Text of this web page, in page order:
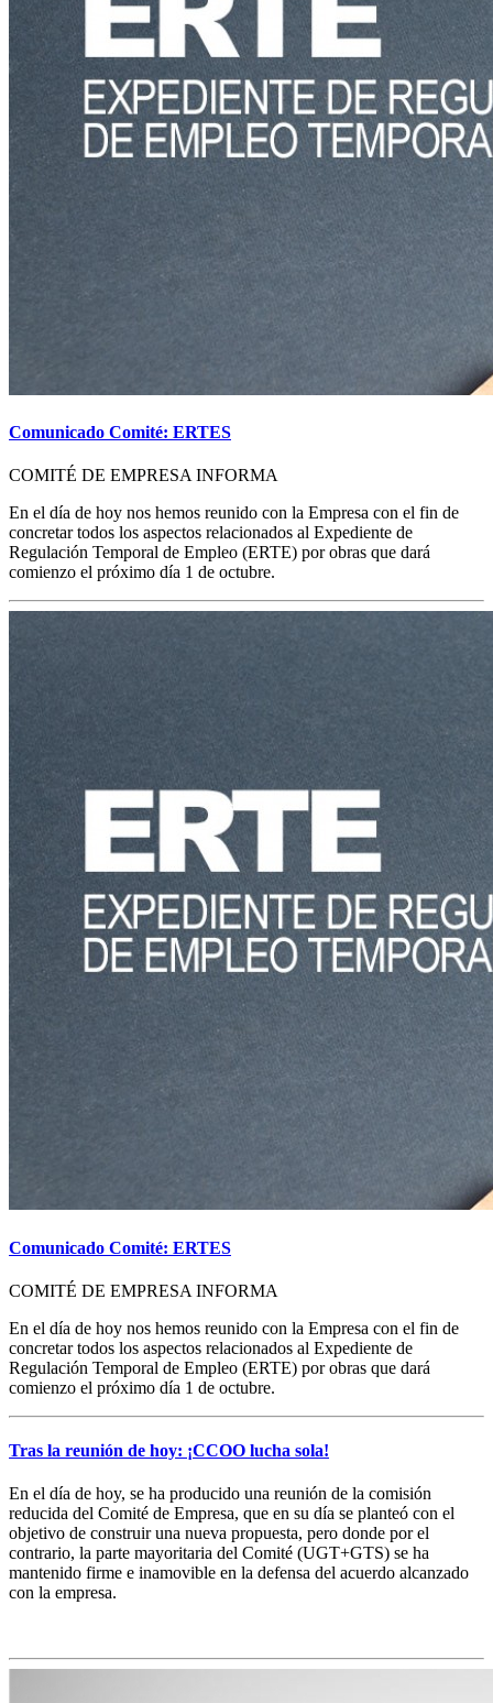
Comunicado Comité: ERTES
COMITÉ DE EMPRESA INFORMA
En el día de hoy nos hemos reunido con la Empresa con el fin de
concretar todos los aspectos relacionados al Expediente de
Regulación Temporal de Empleo (ERTE) por obras que dará
comienzo el próximo día 1 de octubre.
Comunicado Comité: ERTES
COMITÉ DE EMPRESA INFORMA
En el día de hoy nos hemos reunido con la Empresa con el fin de
concretar todos los aspectos relacionados al Expediente de
Regulación Temporal de Empleo (ERTE) por obras que dará
comienzo el próximo día 1 de octubre.
Tras la reunión de hoy: ¡CCOO lucha sola!
En el día de hoy, se ha producido una reunión de la comisión
reducida del Comité de Empresa, que en su día se planteó con el
objetivo de construir una nueva propuesta, pero donde por el
contrario, la parte mayoritaria del Comité (UGT+GTS) se ha
mantenido firme e inamovible en la defensa del acuerdo alcanzado
con la empresa.